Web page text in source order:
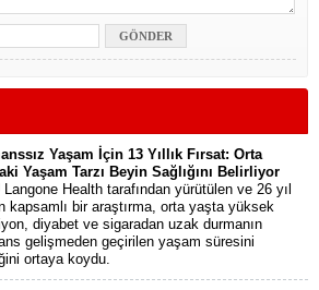
Yaşam İçin 13 Yıllık Fırsat: Orta
Yaşam Tarzı Beyin Sağlığını Belirliyor
Langone Health tarafından yürütülen ve 26 yıl
kapsamlı bir araştırma, orta yaşta yüksek
diyabet ve sigaradan uzak durmanın
gelişmeden geçirilen yaşam süresini
ortaya koydu.